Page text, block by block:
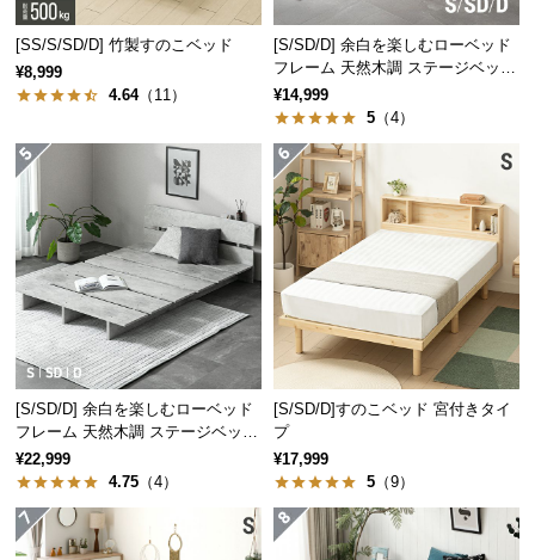
つ
い
て
入
路
に
つ
い
て
返
品・
キ
ャ
ン
セ
ル
1 軽量性
軽量でありながら丈夫
で、日々の使い勝手に
2 調湿機能
空気中の水分を吸収・
放出し、快適な睡眠環
境を作ります。
カビや菌が繁殖しにく
く、衛生的な環境を作
り出します。
4 防虫効果
虫が嫌うタンニンを多
く含むことで防虫効果
を発揮します。
自然の力でやさしく調湿
優れた調湿効果を持つ桐は、湿度に応じて空気中の
水分を吸収・放出し、快適な睡眠環境を作ります。
[SS/S/SD/D] 竹製すのこベッド
¥8,999
4.64（11）
[S/SD/D] 余白を楽しむローベッド
フレーム 天然木調 ステージベッド
ロボット掃除機対応
¥14,999
5 （4）
[S/SD/D] 余白を楽しむローベッド
フレーム 天然木調 ステージベッド
2口コンセントタイプ
¥22,999
4.75 （4）
[S/SD/D]すのこベッド 宮付きタイ
プ
¥17,999
5 （9）